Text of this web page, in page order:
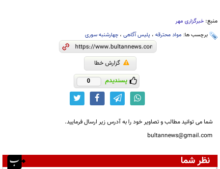
منبع: خبرگزاری مهر
برچسب ها: مواد محترقه ، پلیس آگاهی ، چهارشنبه سوری
گزارش خطا
پسندیدم 0
شما می توانید مطالب و تصاویر خود را به آدرس زیر ارسال فرمایید.
bultannews@gmail.com
نظر شما